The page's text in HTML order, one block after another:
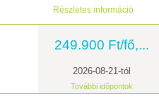
Részletes információ
249.900 Ft/fő,...
2026-08-21-tól
További időpontok